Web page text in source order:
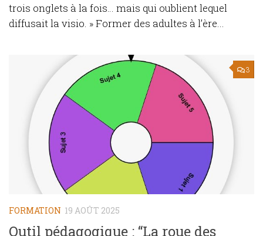
trois onglets à la fois… mais qui oublient lequel
diffusait la visio. » Former des adultes à l’ère...
3
FORMATION 19 AOÛT 2025
Outil pédagogique : “La roue des